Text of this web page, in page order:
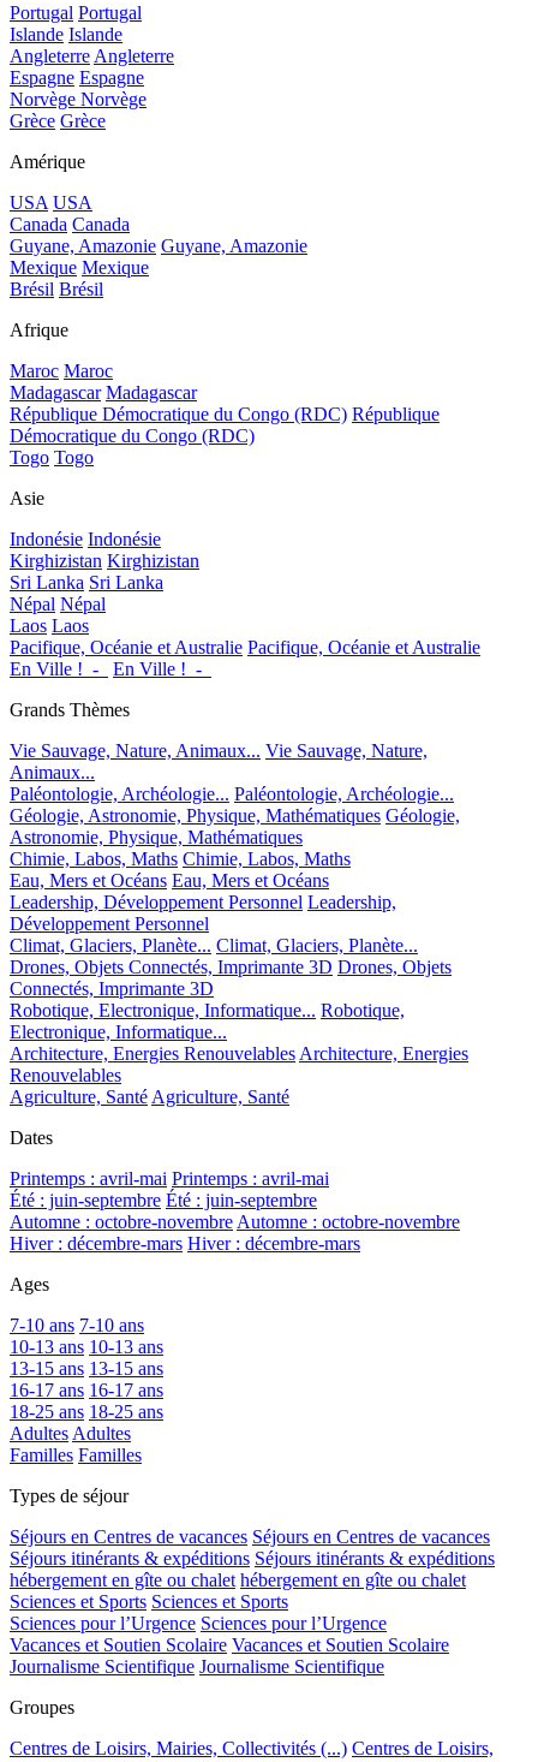
Portugal Portugal
Islande Islande
Angleterre Angleterre
Espagne Espagne
Norvège Norvège
Grèce Grèce
Amérique
USA USA
Canada Canada
Guyane, Amazonie Guyane, Amazonie
Mexique Mexique
Brésil Brésil
Afrique
Maroc Maroc
Madagascar Madagascar
République Démocratique du Congo (RDC) République
Démocratique du Congo (RDC)
Togo Togo
Asie
Indonésie Indonésie
Kirghizistan Kirghizistan
Sri Lanka Sri Lanka
Népal Népal
Laos Laos
Pacifique, Océanie et Australie Pacifique, Océanie et Australie
En Ville !_-_
En Ville !_-_
Grands Thèmes
Vie Sauvage, Nature, Animaux... Vie Sauvage, Nature,
Animaux...
Paléontologie, Archéologie... Paléontologie, Archéologie...
Géologie, Astronomie, Physique, Mathématiques Géologie,
Astronomie, Physique, Mathématiques
Chimie, Labos, Maths Chimie, Labos, Maths
Eau, Mers et Océans Eau, Mers et Océans
Leadership, Développement Personnel Leadership,
Développement Personnel
Climat, Glaciers, Planète... Climat, Glaciers, Planète...
Drones, Objets Connectés, Imprimante 3D Drones, Objets
Connectés, Imprimante 3D
Robotique, Electronique, Informatique... Robotique,
Electronique, Informatique...
Architecture, Energies Renouvelables Architecture, Energies
Renouvelables
Agriculture, Santé Agriculture, Santé
Dates
Printemps : avril-mai Printemps : avril-mai
Été : juin-septembre Été : juin-septembre
Automne : octobre-novembre Automne : octobre-novembre
Hiver : décembre-mars Hiver : décembre-mars
Ages
7-10 ans 7-10 ans
10-13 ans 10-13 ans
13-15 ans 13-15 ans
16-17 ans 16-17 ans
18-25 ans 18-25 ans
Adultes Adultes
Familles Familles
Types de séjour
Séjours en Centres de vacances Séjours en Centres de vacances
Séjours itinérants & expéditions Séjours itinérants & expéditions
hébergement en gîte ou chalet hébergement en gîte ou chalet
Sciences et Sports Sciences et Sports
Sciences pour l’Urgence Sciences pour l’Urgence
Vacances et Soutien Scolaire Vacances et Soutien Scolaire
Journalisme Scientifique Journalisme Scientifique
Groupes
Centres de Loisirs, Mairies, Collectivités (...) Centres de Loisirs,